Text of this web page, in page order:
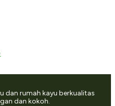
dan rumah kayu berkualitas
dan kokoh.